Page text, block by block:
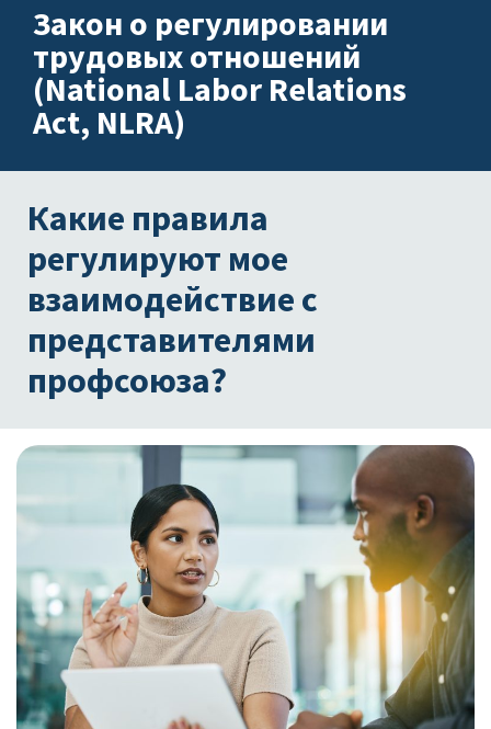
Закон о регулировании
трудовых отношений
(National Labor Relations
Act, NLRA)
Какие правила
регулируют мое
взаимодействие с
представителями
профсоюза?